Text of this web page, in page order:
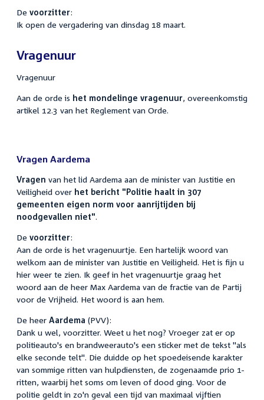
De voorzitter:
Ik open de vergadering van dinsdag 18 maart.
Vragenuur
Vragenuur
Aan de orde is het mondelinge vragenuur, overeenkomstig
artikel 12.3 van het Reglement van Orde.
Vragen Aardema
Vragen van het lid Aardema aan de minister van Justitie en
Veiligheid over het bericht "Politie haalt in 307
gemeenten eigen norm voor aanrijtijden bij
noodgevallen niet".
De voorzitter:
Aan de orde is het vragenuurtje. Een hartelijk woord van
welkom aan de minister van Justitie en Veiligheid. Het is fijn u
hier weer te zien. Ik geef in het vragenuurtje graag het
woord aan de heer Max Aardema van de fractie van de Partij
voor de Vrijheid. Het woord is aan hem.
De heer Aardema (PVV):
Dank u wel, voorzitter. Weet u het nog? Vroeger zat er op
politieauto's en brandweerauto's een sticker met de tekst "als
elke seconde telt". Die duidde op het spoedeisende karakter
van sommige ritten van hulpdiensten, de zogenaamde prio 1-
ritten, waarbij het soms om leven of dood ging. Voor de
politie geldt in zo'n geval een tijd van maximaal vijftien